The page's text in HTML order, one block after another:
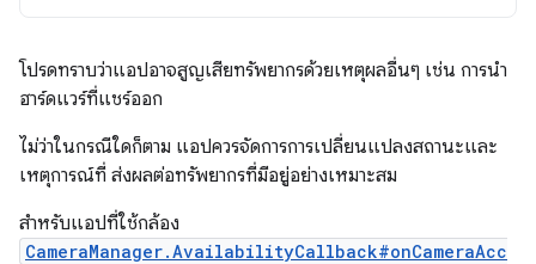
โปรดทราบว่าแอปอาจสูญเสียทรัพยากรด้วยเหตุผลอื่นๆ เช่น การนำ
ฮาร์ดแวร์ที่แชร์ออก
ไม่ว่าในกรณีใดก็ตาม แอปควรจัดการการเปลี่ยนแปลงสถานะและ
เหตุการณ์ที่ ส่งผลต่อทรัพยากรที่มีอยู่อย่างเหมาะสม
สำหรับแอปที่ใช้กล้อง
CameraManager.AvailabilityCallback#onCameraAcc